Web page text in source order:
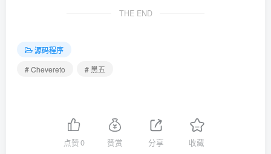
THE END
源码程序
# Chevereto
# 黑五
点赞0 赞赏 分享 收藏